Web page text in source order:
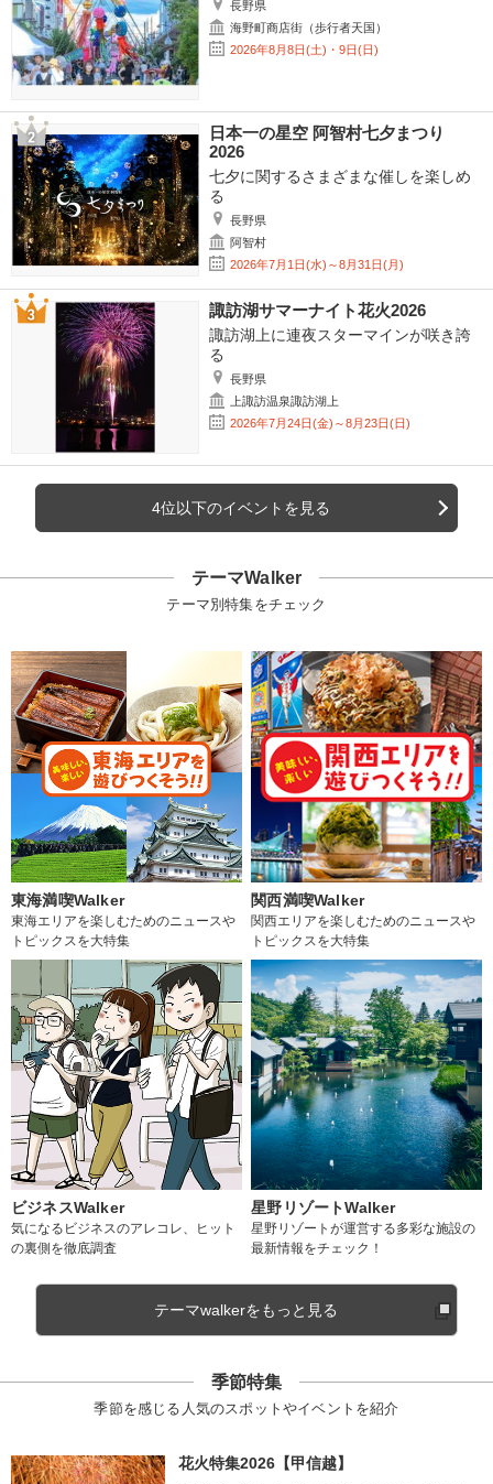
長野県
海野町商店街（歩行者天国）
2026年8月8日(土)・9日(日)
日本一の星空 阿智村七夕まつり
2026
七夕に関するさまざまな催しを楽しめ
る
長野県
阿智村
2026年7月1日(水)～8月31日(月)
諏訪湖サマーナイト花火2026
諏訪湖上に連夜スターマインが咲き誇
る
長野県
上諏訪温泉諏訪湖上
2026年7月24日(金)～8月23日(日)
4位以下のイベントを見る
テーマWalker
テーマ別特集をチェック
東海満喫Walker
東海エリアを楽しむためのニュースや
トピックスを大特集
関西満喫Walker
関西エリアを楽しむためのニュースや
トピックスを大特集
ビジネスWalker
気になるビジネスのアレコレ、ヒット
の裏側を徹底調査
星野リゾートWalker
星野リゾートが運営する多彩な施設の
最新情報をチェック！
テーマwalkerをもっと見る
季節特集
季節を感じる人気のスポットやイベントを紹介
花火特集2026【甲信越】